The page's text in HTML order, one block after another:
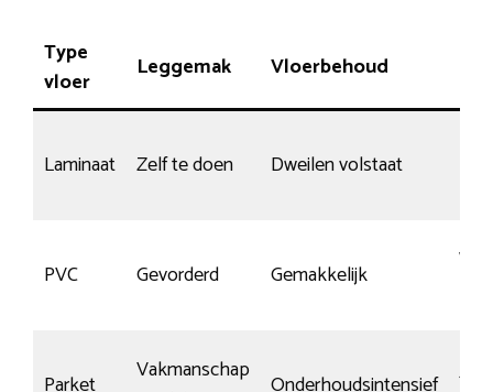
Type
vloer
Leggemak Vloerbehoud
Laminaat Zelf te doen Dweilen volstaat
PVC Gevorderd Gemakkelijk
Parket
Vakmanschap
Onderhoudsintensief
Ja,